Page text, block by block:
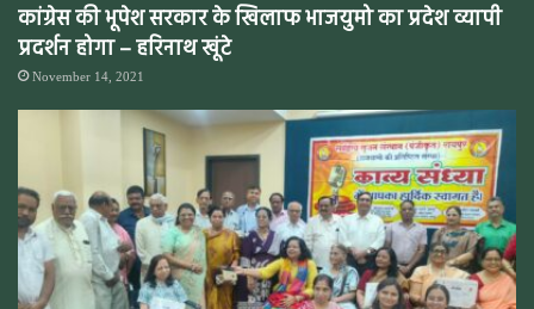
कांग्रेस की भूपेश सरकार के खिलाफ भाजयुमो का प्रदेश व्यापी
प्रदर्शन होगा – हरिनाथ खूंटे
November 14, 2021